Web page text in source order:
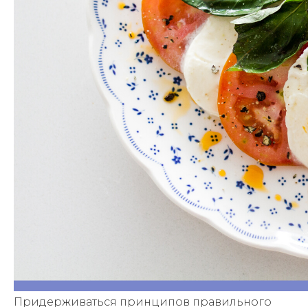
Придерживаться принципов правильного